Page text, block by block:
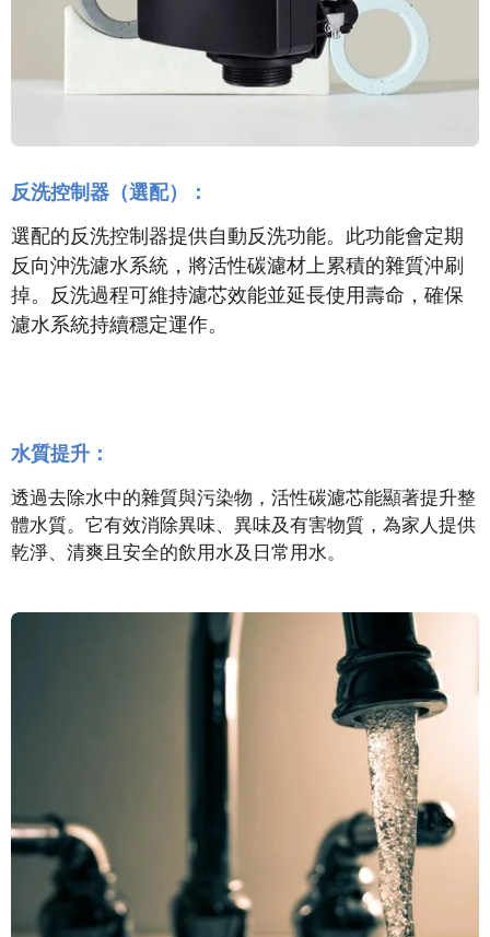
反洗控制器（選配）：
選配的反洗控制器提供自動反洗功能。此功能會定期
反向沖洗濾水系統，將活性碳濾材上累積的雜質沖刷
掉。反洗過程可維持濾芯效能並延長使用壽命，確保
濾水系統持續穩定運作。
水質提升：
透過去除水中的雜質與污染物，活性碳濾芯能顯著提升整
體水質。它有效消除異味、異味及有害物質，為家人提供
乾淨、清爽且安全的飲用水及日常用水。